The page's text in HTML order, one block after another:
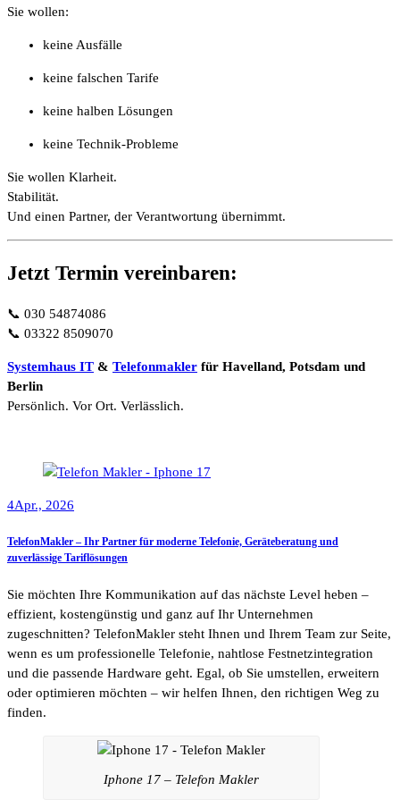
Sie wollen:
keine Ausfälle
keine falschen Tarife
keine halben Lösungen
keine Technik-Probleme
Sie wollen Klarheit.
Stabilität.
Und einen Partner, der Verantwortung übernimmt.
Jetzt Termin vereinbaren:
📞 030 54874086
📞 03322 8509070
Systemhaus IT & Telefonmakler für Havelland, Potsdam und
Berlin
Persönlich. Vor Ort. Verlässlich.
4Apr., 2026
TelefonMakler – Ihr Partner für moderne Telefonie, Geräteberatung und
zuverlässige Tariflösungen
Sie möchten Ihre Kommunikation auf das nächste Level heben –
effizient, kostengünstig und ganz auf Ihr Unternehmen
zugeschnitten? TelefonMakler steht Ihnen und Ihrem Team zur Seite,
wenn es um professionelle Telefonie, nahtlose Festnetzintegration
und die passende Hardware geht. Egal, ob Sie umstellen, erweitern
oder optimieren möchten – wir helfen Ihnen, den richtigen Weg zu
finden.
Iphone 17 – Telefon Makler